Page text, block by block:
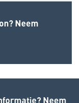
Neem
Neem